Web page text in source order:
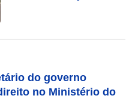
do governo
no Ministério do